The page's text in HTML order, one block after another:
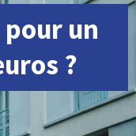
pour un
?